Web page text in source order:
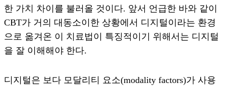
한 가치 차이를 불러올 것이다. 앞서 언급한 바와 같이
CBT가 거의 대동소이한 상황에서 디지털이라는 환경
으로 옮겨온 이 치료법이 특징적이기 위해서는 디지털
을 잘 이해해야 한다.
디지털은 보다 모달리티 요소(modality factors)가 사용